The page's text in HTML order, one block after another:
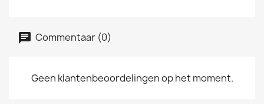
Commentaar (0)
Geen klantenbeoordelingen op het moment.